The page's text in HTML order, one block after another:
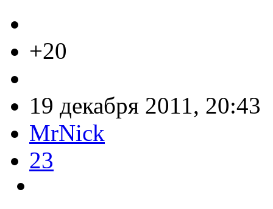
+20
19 декабря 2011, 20:43
MrNick
23